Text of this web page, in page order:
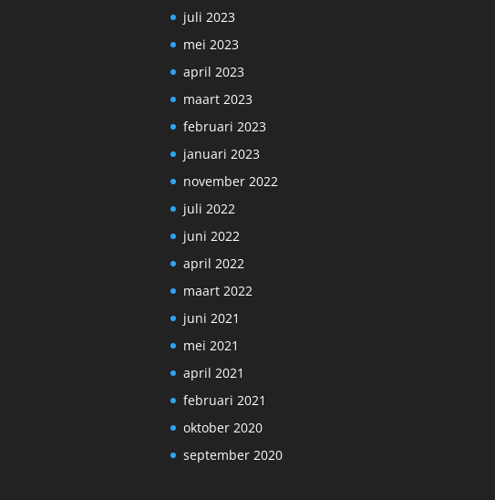
juli 2023
mei 2023
april 2023
maart 2023
februari 2023
januari 2023
november 2022
juli 2022
juni 2022
april 2022
maart 2022
juni 2021
mei 2021
april 2021
februari 2021
oktober 2020
september 2020